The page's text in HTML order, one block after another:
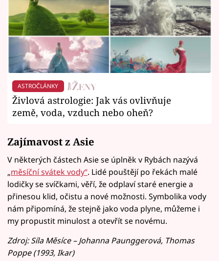
ASTROČLÁNKY
Živlová astrologie: Jak vás ovlivňuje
země, voda, vzduch nebo oheň?
Zajímavost z Asie
V některých částech Asie se úplněk v Rybách nazývá
„měsíční svátek vody“. Lidé pouštějí po řekách malé
lodičky se svíčkami, věří, že odplaví staré energie a
přinesou klid, očistu a nové možnosti. Symbolika vody
nám připomíná, že stejně jako voda plyne, můžeme i
my propustit minulost a otevřít se novému.
Zdroj: Síla Měsíce – Johanna Paunggerová, Thomas
Poppe (1993, Ikar)